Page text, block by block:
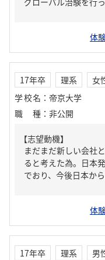
体
17年卒 理系
女
学校名 ： 帝京大学
職種 ： 非公開
【志望動機】
まだまだ新しい会社
ると考えた為。日本
でおり、今後日本か
体
17年卒 理系
男